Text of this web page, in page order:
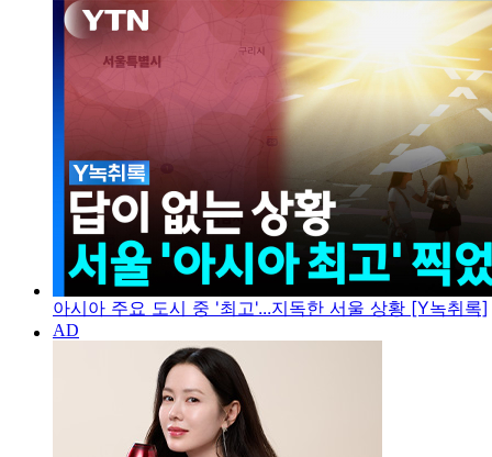
아시아 주요 도시 중 '최고'...지독한 서울 상황 [Y녹취록]